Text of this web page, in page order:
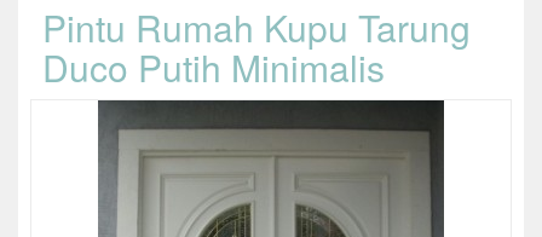
Pintu Rumah Kupu Tarung
Duco Putih Minimalis